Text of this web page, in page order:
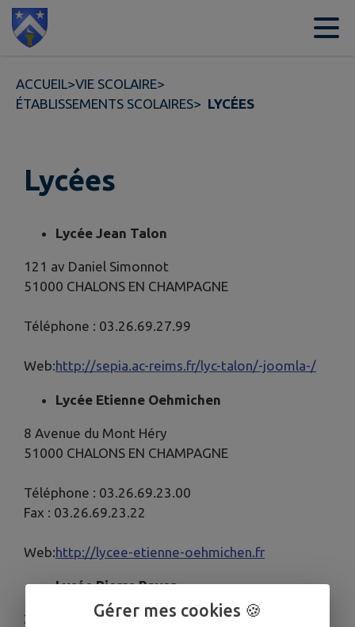
Contenu
ACCUEIL>VIE SCOLAIRE>
ÉTABLISSEMENTS SCOLAIRES> LYCÉES
Lycées
Lycée Jean Talon
121 av Daniel Simonnot
51000 CHALONS EN CHAMPAGNE
Téléphone : 03.26.69.27.99
Web: http://sepia.ac-reims.fr/lyc-talon/-joomla-/
Lycée Etienne Oehmichen
8 Avenue du Mont Héry
51000 CHALONS EN CHAMPAGNE
Téléphone : 03.26.69.23.00
Fax : 03.26.69.23.22
Web:http://lycee-etienne-oehmichen.fr
Lycée Pierre Bayen
22 Rue du LycéeGérer mes cookies 🍪